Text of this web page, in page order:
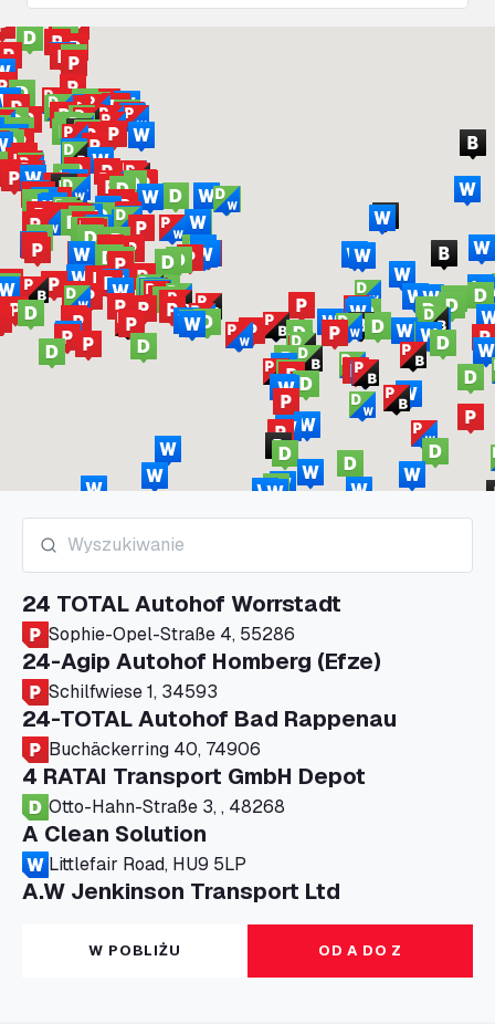
24 TOTAL Autohof Worrstadt
Sophie-Opel-Straße 4, 55286
24-Agip Autohof Homberg (Efze)
Schilfwiese 1, 34593
24-TOTAL Autohof Bad Rappenau
Buchäckerring 40, 74906
4 RATAI Transport GmbH Depot
Otto-Hahn-Straße 3, , 48268
A Clean Solution
Littlefair Road, HU9 5LP
A.W Jenkinson Transport Ltd
Progress House, ME11 5GA
A+G Nettetal - Depot Parking
Am Panneschopp 7, 41334
W POBLIŻU OD A DO Z